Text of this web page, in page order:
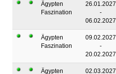
Ägypten
Faszination
26.01.2027
-
06.02.2027
Ägypten
Faszination
09.02.2027
-
20.02.2027
Ägypten 02.03.2027